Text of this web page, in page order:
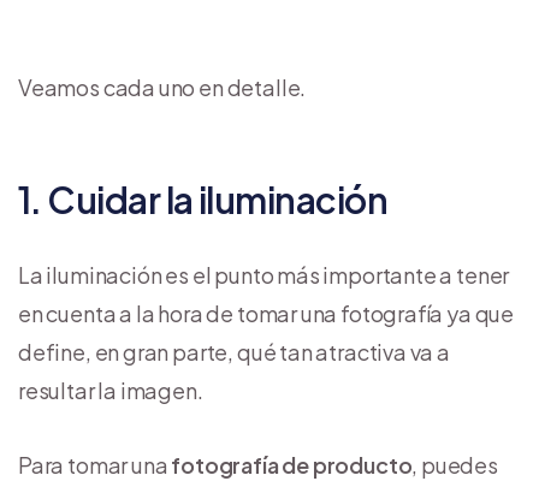
Veamos cada uno en detalle.
1. Cuidar la iluminación
La iluminación es el punto más importante a tener
en cuenta a la hora de tomar una fotografía ya que
define, en gran parte, qué tan atractiva va a
resultar la imagen.
Para tomar una fotografía de producto, puedes